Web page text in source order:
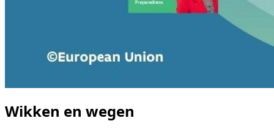
Wikken en wegen